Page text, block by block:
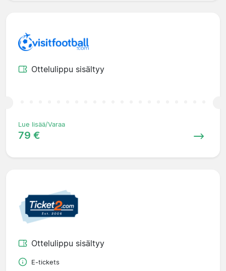
Ottelulippu sisältyy
Lue lisää/Varaa
79 €
Ottelulippu sisältyy
E-tickets